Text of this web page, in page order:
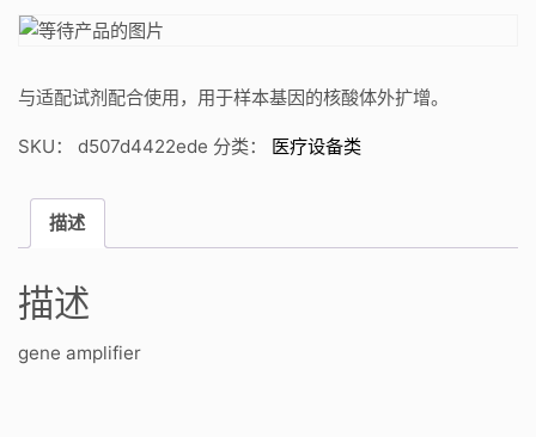
与适配试剂配合使用，用于样本基因的核酸体外扩增。
SKU： d507d4422ede 分类： 医疗设备类
描述
描述
gene amplifier